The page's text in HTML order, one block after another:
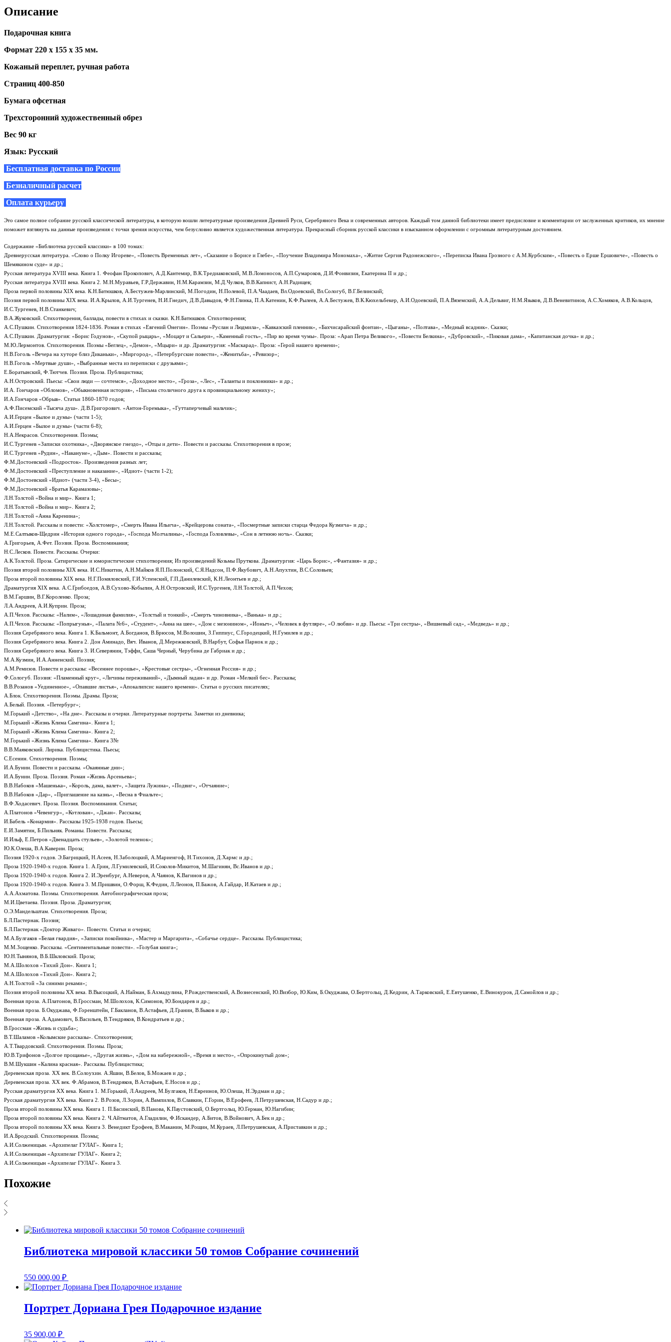
Описание
Подарочная книга
Формат 220 х 155 х 35 мм.
Кожаный переплет, ручная работа
Страниц 400-850
Бумага офсетная
Трехсторонний художественный обрез
Вес 90 кг
Язык: Русский
Бесплатная доставка по России
Безналичный расчет
Оплата курьеру
Это самое полное собрание русской классической литературы, в которую вошли литературные произведения Древней Руси, Серебряного Века и современных авторов. Каждый том данной библиотеки имеет предисловие и комментарии от заслуженных критиков, их мнение
поможет взглянуть на данные произведения с точки зрения искусства, чем безусловно является художественная литература. Прекрасный сборник русской классики в изысканном оформлении с огромным литературным достоянием.
Содержание «Библиотека русской классики» в 100 томах:
Древнерусская литература. «Слово о Полку Игореве», «Повесть Временных лет», «Сказание о Борисе и Глебе», «Поучение Владимира Мономаха», «Житие Сергия Радонежского», «Переписка Ивана Грозного с А.М.Курбским», «Повесть о Ерше Ершовиче», «Повесть о
Шемякином суде» и др.;
Русская литература XVIII века. Книга 1. Феофан Прокопович, А.Д.Кантемир, В.К.Тредиаковский, М.В.Ломоносов, А.П.Сумароков, Д.И.Фонвизин, Екатерина II и др.;
Русская литература XVIII века. Книга 2. М.Н.Муравьев, Г.Р.Державин, Н.М.Карамзин, М.Д.Чулков, В.В.Капнист, А.Н.Радищев;
Проза первой половины XIX века. К.Н.Батюшков, А.Бестужев-Марлинский, М.Погодин, Н.Полевой, П.А.Чаадаев, Вл.Одоевский, Вл.Сологуб, В.Г.Белинский;
Поэзия первой половины XIX века. И.А.Крылов, А.И.Тургенев, Н.И.Гнедич, Д.В.Давыдов, Ф.Н.Глинка, П.А.Катенин, К.Ф.Рылеев, А.А.Бестужев, В.К.Кюхельбекер, А.И.Одоевский, П.А.Вяземский, А.А.Дельвиг, Н.М.Языков, Д.В.Веневитинов, А.С.Хомяков, А.В.Кольцов,
И.С.Тургенев, Н.В.Станкевич;
В.А.Жуковский. Стихотворения, баллады, повести в стихах и сказки. К.Н.Батюшков. Стихотворения;
А.С.Пушкин. Стихотворения 1824-1836. Роман в стихах «Евгений Онегин». Поэмы «Руслан и Людмила», «Кавказский пленник», «Бахчисарайский фонтан», «Цыганы», «Полтава», «Медный всадник». Сказки;
А.С.Пушкин. Драматургия: «Борис Годунов», «Скупой рыцарь», «Моцарт и Сальери», «Каменный гость», «Пир во время чумы». Проза: «Арап Петра Великого», «Повести Белкина», «Дубровский», «Пиковая дама», «Капитанская дочка» и др.;
М.Ю.Лермонтов. Стихотворения. Поэмы «Беглец», «Демон», «Мцыри» и др. Драматургия: «Маскарад». Проза: «Герой нашего времени»;
Н.В.Гоголь «Вечера на хуторе близ Диканьки», «Миргород», «Петербургские повести», «Женитьба», «Ревизор»;
Н.В.Гоголь «Мертвые души», «Выбранные места из переписки с друзьями»;
Е.Боратынский, Ф.Тютчев. Поэзия. Проза. Публицистика;
А.Н.Островский. Пьесы: «Свои люди — сочтемся», «Доходное место», «Гроза», «Лес», «Таланты и поклонники» и др.;
И.А. Гончаров «Обломов», «Обыкновенная история», «Письма столичного друга к провинциальному жениху»;
И.А.Гончаров «Обрыв». Статьи 1860-1870 годов;
А.Ф.Писемский «Тысяча душ». Д.В.Григорович. «Антон-Горемыка», «Гуттаперчевый мальчик»;
А.И.Герцен «Былое и думы» (части 1-5);
А.И.Герцен «Былое и думы» (части 6-8);
Н.А.Некрасов. Стихотворения. Поэмы;
И.С.Тургенев «Записки охотника», «Дворянское гнездо», «Отцы и дети». Повести и рассказы. Стихотворения в прозе;
И.С.Тургенев «Рудин», «Накануне», «Дым». Повести и рассказы;
Ф.М.Достоевский «Подросток». Произведения разных лет;
Ф.М.Достоевский «Преступление и наказание», «Идиот» (части 1-2);
Ф.М.Достоевский «Идиот» (части 3-4), «Бесы»;
Ф.М.Достоевский «Братья Карамазовы»;
Л.Н.Толстой «Война и мир». Книга 1;
Л.Н.Толстой «Война и мир». Книга 2;
Л.Н.Толстой «Анна Каренина»;
Л.Н.Толстой. Рассказы и повести: «Холстомер», «Смерть Ивана Ильича», «Крейцерова соната», «Посмертные записки старца Федора Кузмича» и др.;
М.Е.Салтыков-Щедрин «История одного города», «Господа Молчалины», «Господа Головлевы», «Сон в летнюю ночь». Сказки;
А.Григорьев, А.Фет. Поэзия. Проза. Воспоминания;
Н.С.Лесков. Повести. Рассказы. Очерки:
А.К.Толстой. Проза. Сатирические и юмористические стихотворения; Из произведений Козьмы Пруткова. Драматургия: «Царь Борис», «Фантазия» и др.;
Поэзия второй половины XIX века. И.С.Никитин, А.Н.Майков Я.П.Полонский, С.Я.Надсон, П.Ф.Якубович, А.Н.Апухтин, В.С.Соловьев;
Проза второй половины XIX века. Н.Г.Помяловский, Г.И.Успенский, Г.П.Данилевский, К.Н.Леонтьев и др.;
Драматургия XIX века. А.С.Грибоедов, А.В.Сухово-Кобылин, А.Н.Островский, И.С.Тургенев, Л.Н.Толстой, А.П.Чехов;
В.М.Гаршин, В.Г.Короленко. Проза;
Л.А.Андреев, А.И.Куприн. Проза;
А.П.Чехов. Рассказы: «Налим», «Лошадиная фамилия», «Толстый и тонкий», «Смерть чиновника», «Ванька» и др.;
А.П.Чехов. Рассказы: «Попрыгунья», «Палата №6», «Студент», «Анна на шее», «Дом с мезонином», «Ионыч», «Человек в футляре», «О любви» и др. Пьесы: «Три сестры», «Вишневый сад», «Медведь» и др.;
Поэзия Серебряного века. Книга 1. К.Бальмонт, А.Богданов, В.Брюсов, М.Волошин, З.Гиппиус, С.Городецкий, Н.Гумилев и др.;
Поэзия Серебряного века. Книга 2. Дон Аминадо, Вяч. Иванов, Д.Мережковский, В.Нарбут, Софья Парнок и др.;
Поэзия Серебряного века. Книга 3. И.Северянин, Тэффи, Саша Черный, Черубина де Габриак и др.;
М.А.Кузмин, И.А.Анненский. Поэзия;
А.М.Ремизов. Повести и рассказы: «Весеннее порошье», «Крестовые сестры», «Огненная Россия» и др.;
Ф.Сологуб. Поэзия: «Пламенный круг», «Личины переживаний», «Дымный ладан» и др. Роман «Мелкий бес». Рассказы;
В.В.Розанов «Уединенное», «Опавшие листья», «Апокалипсис нашего времени». Статьи о русских писателях;
А.Блок. Стихотворения. Поэмы. Драмы. Проза;
А.Белый. Поэзия. «Петербург»;
М.Горький «Детство», «На дне». Рассказы и очерки. Литературные портреты. Заметки из дневника;
М.Горький «Жизнь Клима Самгина». Книга 1;
М.Горький «Жизнь Клима Самгина». Книга 2;
М.Горький «Жизнь Клима Самгина». Книга 3№
В.В.Маяковский. Лирика. Публицистика. Пьесы;
С.Есенин. Стихотворения. Поэмы;
И.А.Бунин. Повести и рассказы. «Окаянные дни»;
И.А.Бунин. Проза. Поэзия. Роман «Жизнь Арсеньева»;
В.В.Набоков «Машенька», «Король, дама, валет», «Защита Лужина», «Подвиг», «Отчаяние»;
В.В.Набоков «Дар», «Приглашение на казнь», «Весна в Фиальте»;
В.Ф.Ходасевич. Проза. Поэзия. Воспоминания. Статьи;
А.Платонов «Чевенгур», «Котлован», «Джан». Рассказы;
И.Бабель «Конармия». Рассказы 1925-1938 годов. Пьесы;
Е.И.Замятин, Б.Пильняк. Романы. Повести. Рассказы;
И.Ильф, Е.Петров «Двенадцать стульев», «Золотой теленок»;
Ю.К.Олеша, В.А.Каверин. Проза;
Поэзия 1920-х годов. Э.Багрицкий, Н.Асеев, Н.Заболоцкий, А.Мариенгоф, Н.Тихонов, Д.Хармс и др.;
Проза 1920-1940-х годов. Книга 1. А.Грин, Л.Гумилевский, И.Соколов-Микитов, М.Шагинян, Вс.Иванов и др.;
Проза 1920-1940-x годов. Книга 2. И.Эренбург, А.Неверов, А.Чаянов, К.Вагинов и др.;
Проза 1920-1940-х годов. Книга 3. М.Пришвин, О.Форш, К.Федин, Л.Леонов, П.Бажов, А.Гайдар, И.Катаев и др.;
А.А.Ахматова. Поэмы. Стихотворения. Автобиографическая проза;
М.И.Цветаева. Поэзия. Проза. Драматургия;
О.Э.Мандельштам. Стихотворения. Проза;
Б.Л.Пастернак. Поэзия;
Б.Л.Пастернак «Доктор Живаго». Повести. Статьи и очерки;
М.А.Булгаков «Белая гвардия», «Записки покойника», «Мастер и Маргарита», «Собачье сердце». Рассказы. Публицистика;
М.М.Зощенко. Рассказы. «Сентиментальные повести». «Голубая книга»;
Ю.Н.Тынянов, В.Б.Шкловский. Проза;
М.А.Шолохов «Тихий Дон». Книга 1;
М.А.Шолохов «Тихий Дон». Книга 2;
А.Н.Толстой «За синими реками»;
Поэзия второй половины ХХ века. В.Высоцкий, А.Найман, Б.Ахмадулина, Р.Рождественский, А.Вознесенский, Ю.Визбор, Ю.Ким, Б.Окуджава, О.Бертгольц, Д.Кедрин, А.Тарковский, Е.Евтушенко, Е.Винокуров, Д.Самойлов и др.;
Военная проза. А.Платонов, В.Гроссман, М.Шолохов, К.Симонов, Ю.Бондарев и др.;
Военная проза. Б.Окуджава, Ф.Горенштейн, Г.Бакланов, В.Астафьев, Д.Гранин, В.Быков и др.;
Военная проза. А.Адамович, Б.Васильев, В.Тендряков, В.Кондратьев и др.;
В.Гроссман «Жизнь и судьба»;
В.Т.Шаламов «Колымские рассказы». Стихотворения;
А.Т.Твардовский. Стихотворения. Поэмы. Проза;
Ю.В.Трифонов «Долгое прощанье», «Другая жизнь», «Дом на набережной», «Время и место», «Опрокинутый дом»;
В.М.Шукшин «Калина красная». Рассказы. Публицистика;
Деревенская проза. ХХ век. В.Солоухин. А.Яшин, В.Белов, Б.Можаев и др.;
Деревенская проза. ХХ век. Ф.Абрамов, В.Тендряков, В.Астафьев, Е.Носов и др.;
Русская драматургия ХХ века. Книга 1. М.Горький, Л.Андреев, М.Булгаков, Н.Евреинов, Ю.Олеша, Н.Эрдман и др.;
Русская драматургия ХХ века. Книга 2. В.Розов, Л.Зорин, А.Вампилов, В.Славкин, Г.Горин, В.Ерофеев, Л.Петрушевская, Н.Садур и др.;
Проза второй половины ХХ века. Книга 1. П.Басинский, В.Панова, К.Паустовский, О.Бертгольц, Ю.Герман, Ю.Нагибин;
Проза второй половины ХХ века. Книга 2. Ч.Айтматов, А.Гладилин, Ф.Искандер, А.Битов, В.Войнович, А.Бек и др.;
Проза второй половины ХХ века. Книга 3. Венедикт Ерофеев, В.Маканин, М.Рощин, М.Кураев, Л.Петрушевская, А.Приставкин и др.;
И.А.Бродский. Стихотворения. Поэмы;
А.И.Солженицын. «Архипелаг ГУЛАГ». Книга 1;
А.И.Солженицын «Архипелаг ГУЛАГ». Книга 2;
А.И.Солженицын «Архипелаг ГУЛАГ». Книга 3.
Похожие
Библиотека мировой классики 50 томов Собрание сочинений
550 000,00 ₽
Портрет Дориана Грея Подарочное издание
35 900,00 ₽